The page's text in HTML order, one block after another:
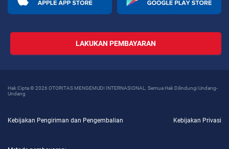
LAKUKAN PEMBAYARAN
Hak Cipta © 2026 OTORITAS MENGEMUDI INTERNASIONAL. Semua Hak Dilindungi Undang-
Undang
Kebijakan Pengiriman dan Pengembalian Kebijakan Privasi